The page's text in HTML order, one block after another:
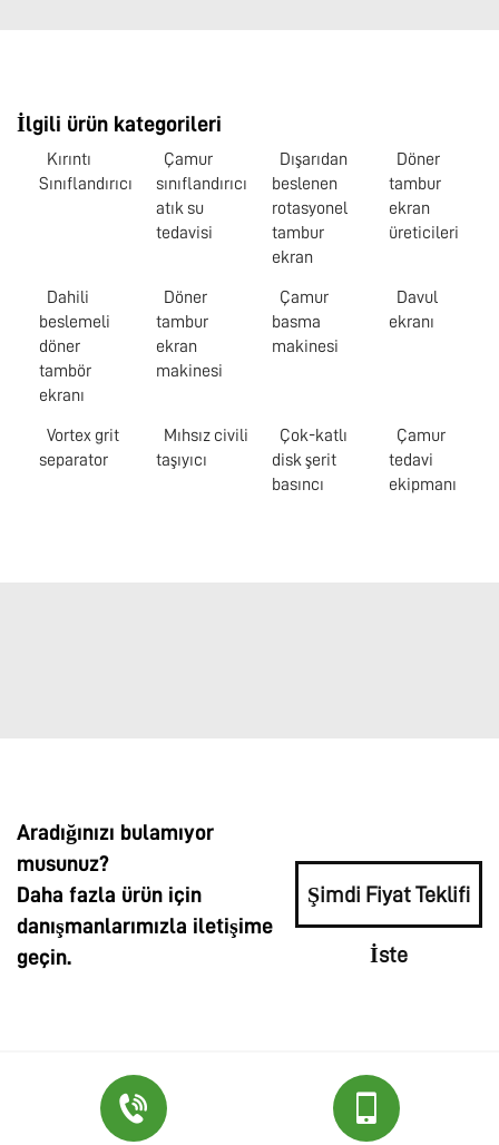
İlgili ürün kategorileri
Kırıntı
Sınıflandırıcı
Çamur
sınıflandırıcı
atık su
tedavisi
Dışarıdan
beslenen
rotasyonel
tambur
ekran
Döner
tambur
ekran
üreticileri
Dahili
beslemeli
döner
tambör
ekranı
Döner
tambur
ekran
makinesi
Çamur
basma
makinesi
Davul
ekranı
Vortex grit
separator
Mıhsız civili
taşıyıcı
Çok-katlı
disk şerit
basıncı
Çamur
tedavi
ekipmanı
Aradığınızı bulamıyor
musunuz?
Daha fazla ürün için
danışmanlarımızla iletişime
geçin.
Şimdi Fiyat Teklifi
İste